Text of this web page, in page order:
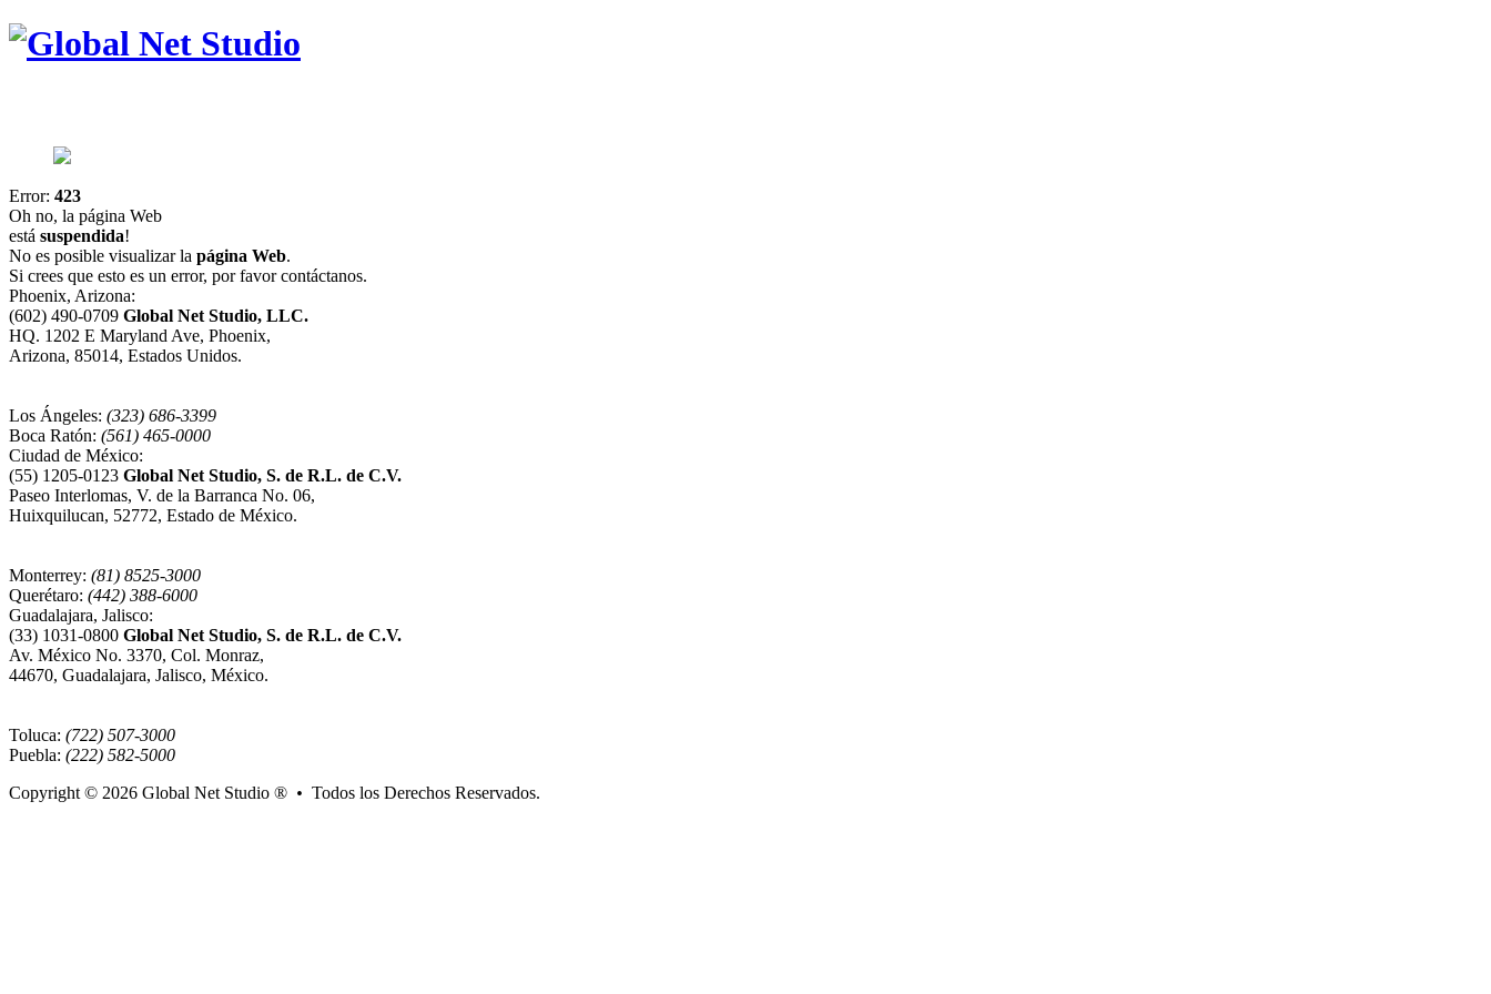
Error: 423
Oh no, la página Web
está suspendida!
No es posible visualizar la página Web.
Si crees que esto es un error, por favor contáctanos.
Phoenix, Arizona:
(602) 490-0709 Global Net Studio, LLC.
HQ. 1202 E Maryland Ave, Phoenix,
Arizona, 85014, Estados Unidos.
Los Ángeles: (323) 686-3399
Boca Ratón: (561) 465-0000
Ciudad de México:
(55) 1205-0123 Global Net Studio, S. de R.L. de C.V.
Paseo Interlomas, V. de la Barranca No. 06,
Huixquilucan, 52772, Estado de México.
Monterrey: (81) 8525-3000
Querétaro: (442) 388-6000
Guadalajara, Jalisco:
(33) 1031-0800 Global Net Studio, S. de R.L. de C.V.
Av. México No. 3370, Col. Monraz,
44670, Guadalajara, Jalisco, México.
Toluca: (722) 507-3000
Puebla: (222) 582-5000
Copyright © 2026 Global Net Studio ® • Todos los Derechos Reservados.